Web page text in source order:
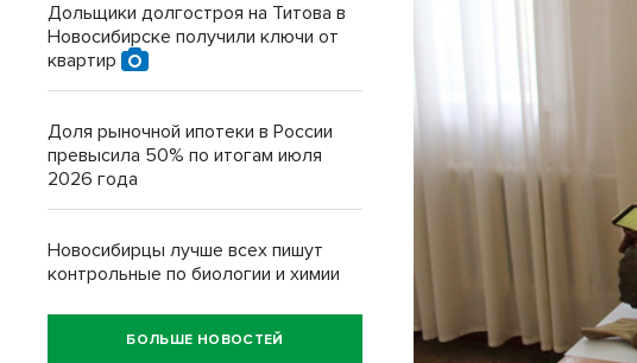
Дольщики долгостроя на Титова в
Новосибирске получили ключи от
квартир
Доля рыночной ипотеки в России
превысила 50% по итогам июля
2026 года
Новосибирцы лучше всех пишут
контрольные по биологии и химии
БОЛЬШЕ НОВОСТЕЙ